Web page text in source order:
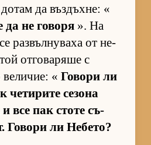
да въз­дъх­не: «
да не го­воря ». На
раз­въл­ну­ваха от не­
от­го­ва­ряше с
« Го­вори ли
че­ти­рите се­зона
и все пак стоте съ­
Го­вори ли Не­бе­то?